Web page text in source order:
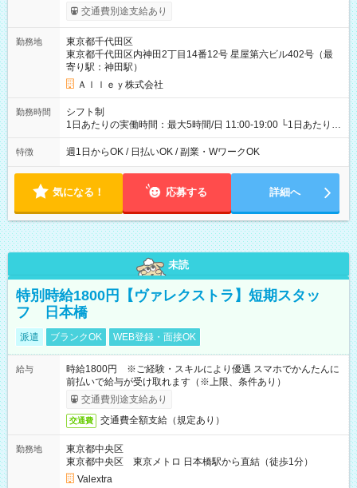
給与は本採用時と同じです。
交通費別途支給あり
勤務地
東京都千代田区
東京都千代田区内神田2丁目14番12号 星屋第六ビル402号（最
寄り駅：神田駅）
Ａｌｌｅｙ株式会社
勤務時間
シフト制
1日あたりの実働時間：最大5時間/日 11:00-19:00 └1日あたりの
実働時間：1-5時間 └上記の時間帯内であれば、いつでも勤務可
能！ └平日・土曜日の中で、お好きな曜日でご勤務いただけま
18:00 などのように、自由な働き方が可能なお仕事です！
特徴 週1日からOK / 日払いOK / 副業・WワークOK
気になる！ 応募する 詳細へ
未読
特別時給1800円【ヴァレクストラ】短期スタッ
フ 日本橋
派遣 ブランクOK WEB登録・面接OK
給与
時給1800円 ※ご経験・スキルにより優遇 スマホでかんたんに
前払いで給与が受け取れます（※上限、条件あり）
交通費別途支給あり
交通費 交通費全額支給（規定あり）
勤務地
東京都中央区
東京都中央区 東京メトロ 日本橋駅から直結（徒歩1分）
Valextra